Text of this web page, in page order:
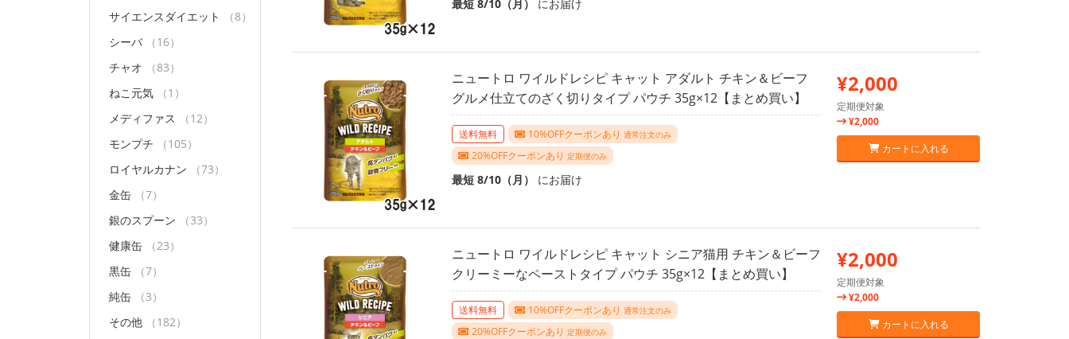
サイエンスダイエット
（8）
シーバ
（16）
チャオ
（83）
ねこ元気
（1）
メディファス
（12）
モンプチ
（105）
ロイヤルカナン
（73）
金缶
（7）
銀のスプーン
（33）
健康缶
（23）
黒缶
（7）
純缶
（3）
その他
（182）
最短 8/10（月） にお届け
ニュートロ ワイルドレシピ キャット アダルト チキン＆ビーフ
グルメ仕立てのざく切りタイプ パウチ 35g×12【まとめ買い】
送料無料 10%OFFクーポンあり 通常注文のみ
20%OFFクーポンあり 定期便のみ
最短 8/10（月） にお届け
¥2,000
定期便対象
¥2,000
カートに入れる
ニュートロ ワイルドレシピ キャット シニア猫用 チキン＆ビーフ
クリーミーなペーストタイプ パウチ 35g×12【まとめ買い】
送料無料 10%OFFクーポンあり 通常注文のみ
20%OFFクーポンあり 定期便のみ
¥2,000
定期便対象
¥2,000
カートに入れる